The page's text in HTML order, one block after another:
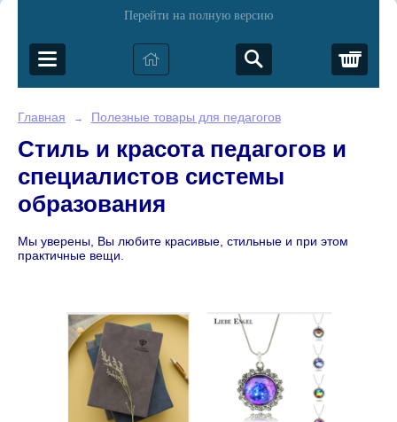
Перейти на полную версию
Главная → Полезные товары для педагогов
Стиль и красота педагогов и
специалистов системы
образования
Мы уверены, Вы любите красивые, стильные и при этом
практичные вещи.